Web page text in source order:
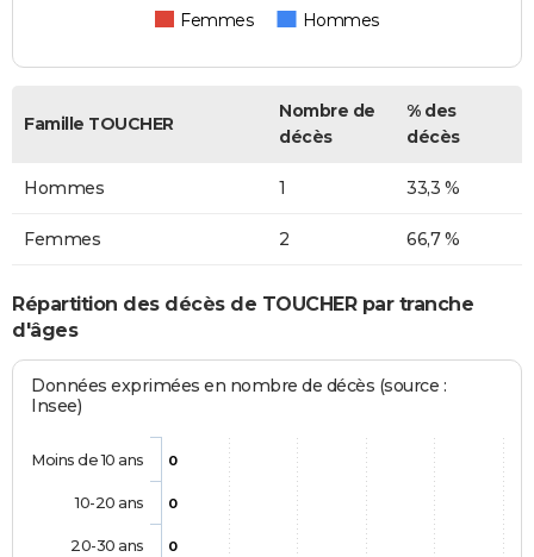
Femmes Hommes
Famille TOUCHER
Nombre de
décès
% des
décès
Hommes 1 33,3 %
Femmes 2 66,7 %
Répartition des décès de TOUCHER par tranche
d'âges
Données exprimées en nombre de décès (source :
Insee)
0
0
0
Moins de 10 ans
10-20 ans
20-30 ans